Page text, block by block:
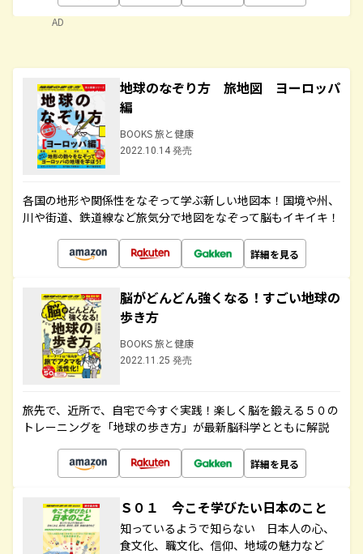
AD
地球のなぞり方 旅地図 ヨーロッパ
編
BOOKS 旅と健康
2022.10.14 発売
各国の地形や関係性をなぞって学ぶ新しい地図本！国境や州、
川や街道、鉄道線など旅気分で地図をなぞって脳もイキイキ！
詳細を見る
脳がどんどん強くなる！すごい地球の
歩き方
BOOKS 旅と健康
2022.11.25 発売
旅先で、近所で、自宅で今すぐ実践！楽しく脳を鍛える５０の
トレーニングを「地球の歩き方」が最新脳科学とともに解説
詳細を見る
Ｓ０１ 今こそ学びたい日本のこと
知っているようで知らない 日本人の心、
食文化、職文化、信仰、地域の魅力など